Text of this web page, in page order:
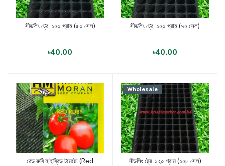
পণ্য যোগ করুন
সীডলিং ট্রে: ১২০ গ্রাম (৫০ সেল)
৳40.00
পণ্য যোগ করুন
সীডলিং ট্রে: ১২০ গ্রাম (৭২ সেল)
৳40.00
পণ্য যোগ করুন
রেড রুবি হাইব্রিড টমেটো (Red
Wholesale
পণ্য যোগ করুন
সীডলিং ট্রে: ১২০ গ্রাম (১২৮ সেল)